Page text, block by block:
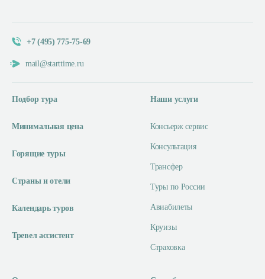
+7 (495) 775-75-69
mail@starttime.ru
Подбор тура
Минимальная цена
Горящие туры
Страны и отели
Календарь туров
Тревел ассистент
Наши услуги
Консьерж сервис
Консультация
Трансфер
Туры по России
Авиабилеты
Круизы
Страховка